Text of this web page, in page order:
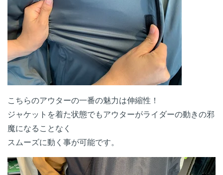
こちらのアウターの一番の魅力は伸縮性！
ジャケットを着た状態でもアウターがライダーの動きの邪
魔になることなく
スムーズに動く事が可能です。